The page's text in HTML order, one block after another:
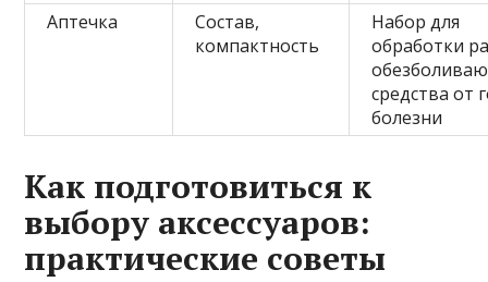
Аптечка
Состав,
компактность
Набор для
обработки
средства от
болезни
Как подготовиться к
выбору аксессуаров:
практические советы